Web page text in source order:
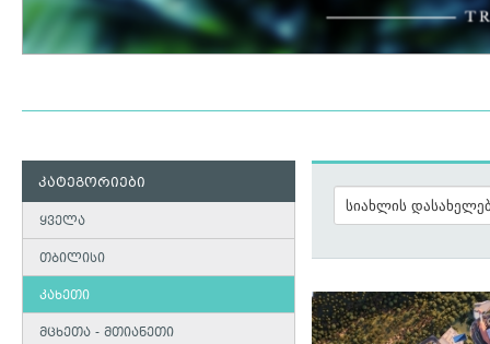
კატეგორიები
ყველა
თბილისი
კახეთი
მცხეთა - მთიანეთი